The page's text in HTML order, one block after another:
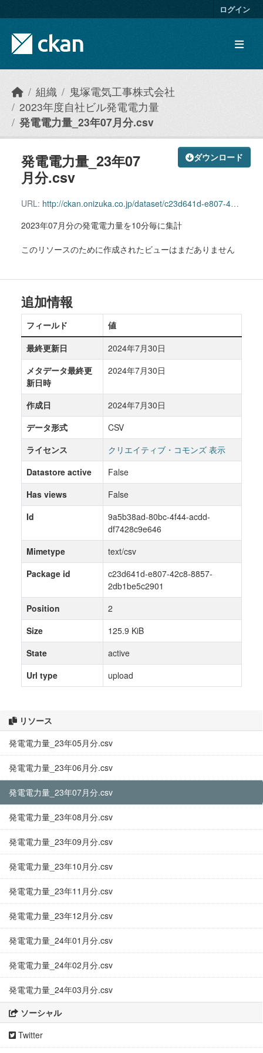
ログイン
組織
鬼塚電気工事株式会社
2023年度自社ビル発電電力量
発電電力量_23年07月分.csv
ダウンロード
発電電力量_23年07
月分.csv
URL: http://ckan.onizuka.co.jp/dataset/c23d641d-e807-42c8-8857-2db1be5c2901/resource/9a5b38ad-80bc-4f44-acdd-df7428c9e646/download/power_2307.csv
2023年07月分の発電電力量を10分毎に集計
このリソースのために作成されたビューはまだありません
リソース
発電電力量_23年05月分.csv
発電電力量_23年06月分.csv
発電電力量_23年07月分.csv
発電電力量_23年08月分.csv
発電電力量_23年09月分.csv
発電電力量_23年10月分.csv
発電電力量_23年11月分.csv
発電電力量_23年12月分.csv
発電電力量_24年01月分.csv
発電電力量_24年02月分.csv
発電電力量_24年03月分.csv
ソーシャル
Twitter
追加情報
フィールド
値
最終更新日
2024年7月30日
メタデータ最終更
新日時
2024年7月30日
作成日
2024年7月30日
データ形式
CSV
ライセンス
クリエイティブ・コモンズ 表示
Datastore active
False
Has views
False
Id
9a5b38ad-80bc-4f44-acdd-
df7428c9e646
Mimetype
text/csv
Package id
c23d641d-e807-42c8-8857-
2db1be5c2901
Position
2
Size
125.9 KiB
State
active
Url type
upload